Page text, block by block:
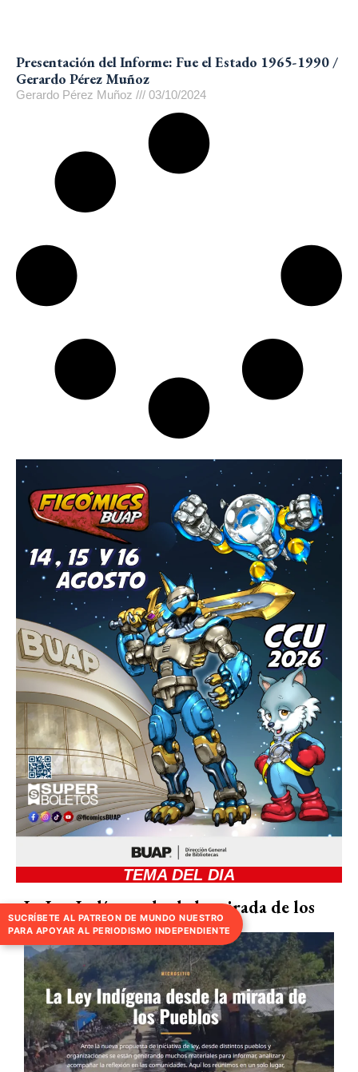
Presentación del Informe: Fue el Estado 1965-1990 /
Gerardo Pérez Muñoz
Gerardo Pérez Muñoz 03/10/2024
TEMA DEL DIA
La Ley Indígena desde la mirada de los
Pueblos
GobiernoMundo Nuestro
SUCRÍBETE AL PATREON DE MUNDO NUESTRO
PARA APOYAR AL PERIODISMO INDEPENDIENTE